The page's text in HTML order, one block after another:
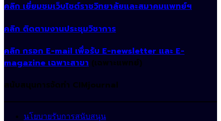
คลิก เยี่ยมชมเว็บไซต์ราชวิทยาลัยและสมาคมแพทย์ฯ
คลิก ติดตามงานประชุมวิชาการ
คลิก กรอก E-mail เพื่อรับ E-newsletter และ E-
magazine เฉพาะสาขา (เฉพาะแพทย์)
สนับสนุนการจัดทำ CIMjournal
นโยบายรับการสนับสนุน